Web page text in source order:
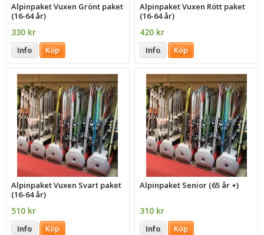
Alpinpaket Vuxen Grönt paket
(16-64 år)
330 kr
Info Köp
Alpinpaket Vuxen Rött paket
(16-64 år)
420 kr
Info Köp
Alpinpaket Vuxen Svart paket
(16-64 år)
510 kr
Info Köp
Alpinpaket Senior (65 år +)
310 kr
Info Köp